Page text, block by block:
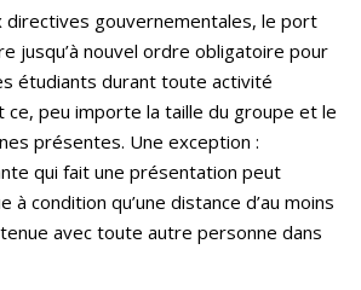
directives gouvernementales, le port
jusqu’à nouvel ordre obligatoire pour
étudiants durant toute activité
ce, peu importe la taille du groupe et le
présentes. Une exception :
qui fait une présentation peut
à condition qu’une distance d’au moins
avec toute autre personne dans